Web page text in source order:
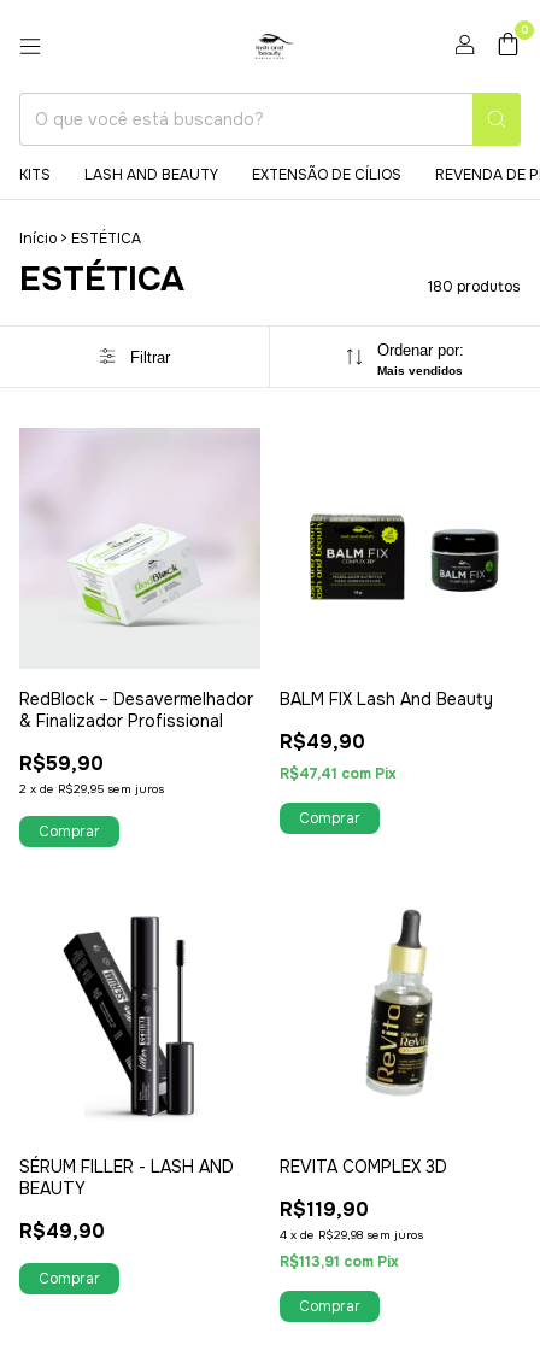
0
KITS LASH AND BEAUTY EXTENSÃO DE CÍLIOS REVENDA DE
Início > ESTÉTICA
ESTÉTICA 180 produtos
Filtrar Ordenar por:
Mais vendidos
RedBlock – Desavermelhador
& Finalizador Profissional
R$59,90
2 x de R$29,95 sem juros
BALM FIX Lash And Beauty
R$49,90
R$47,41 com Pix
SÉRUM FILLER - LASH AND
BEAUTY
R$49,90
REVITA COMPLEX 3D
R$119,90
4 x de R$29,98 sem juros
R$113,91 com Pix